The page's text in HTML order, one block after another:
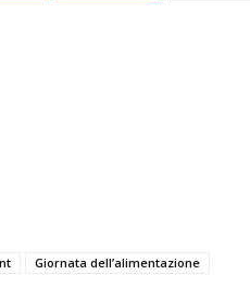
Giornata dell’alimentazione